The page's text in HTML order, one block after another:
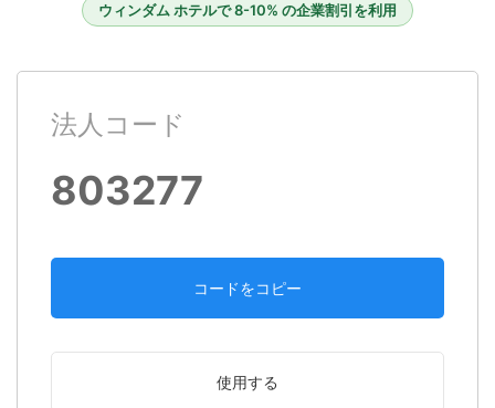
ウィンダム ホテルで 8-10% の企業割引を利用
法人コード
803277
コードをコピー
使用する